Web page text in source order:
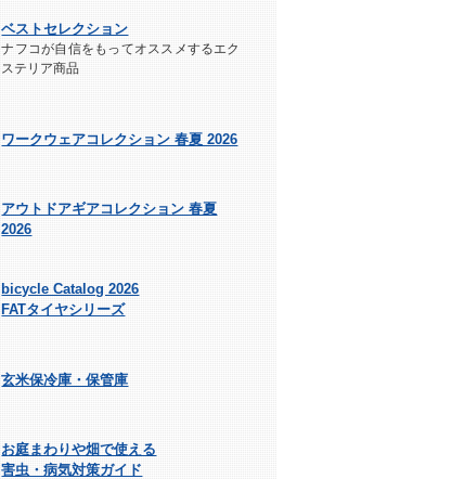
ベストセレクション
ナフコが自信をもってオススメするエク
ステリア商品
ワークウェアコレクション 春夏 2026
アウトドアギアコレクション 春夏
2026
bicycle Catalog 2026
FATタイヤシリーズ
玄米保冷庫・保管庫
お庭まわりや畑で使える
害虫・病気対策ガイド